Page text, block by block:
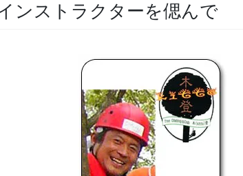
ンストラクターを偲んで